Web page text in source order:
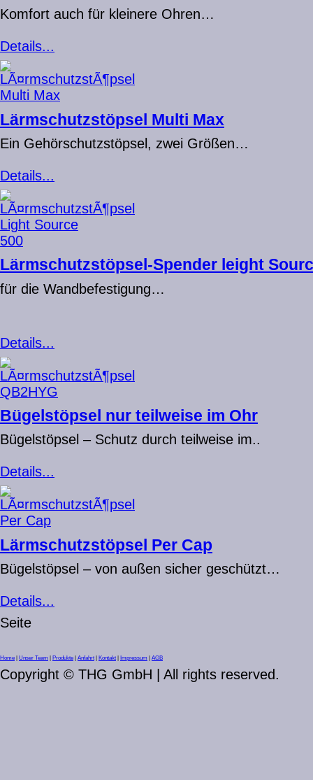
Komfort auch für kleinere Ohren…
Details...
Lärmschutzstöpsel Multi Max
Ein Gehörschutzstöpsel, zwei Größen…
Details...
Lärmschutzstöpsel-Spender leight
für die Wandbefestigung…
Details...
Bügelstöpsel nur teilweise im Ohr
Bügelstöpsel – Schutz durch teilweise im..
Details...
Lärmschutzstöpsel Per Cap
Bügelstöpsel – von außen sicher geschützt…
Details...
Seite
Home Unser Team Produkte Anfahrt Kontakt Impressum AGB
Copyright © THG GmbH | All rights reserved.